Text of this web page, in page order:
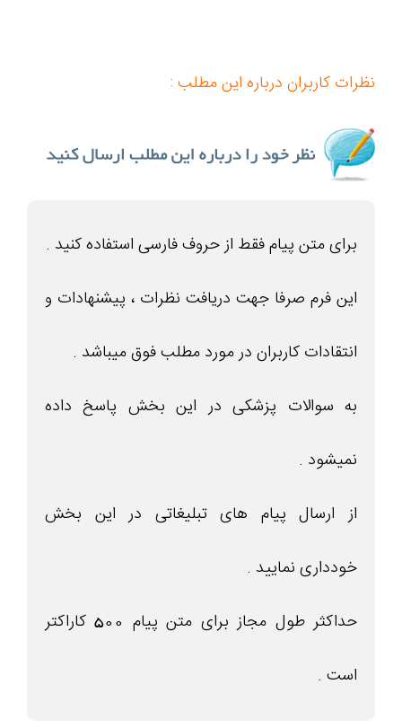
نظرات کاربران درباره این مطلب :
برای متن پیام فقط از حروف فارسی استفاده کنید .
این فرم صرفا جهت دریافت نظرات ، پیشنهادات و
انتقادات کاربران در مورد مطلب فوق میباشد .
به سوالات پزشکی در این بخش پاسخ داده
نمیشود .
از ارسال پیام های تبلیغاتی در این بخش
خودداری نمایید .
حداکثر طول مجاز برای متن پیام 500 کاراکتر
است .